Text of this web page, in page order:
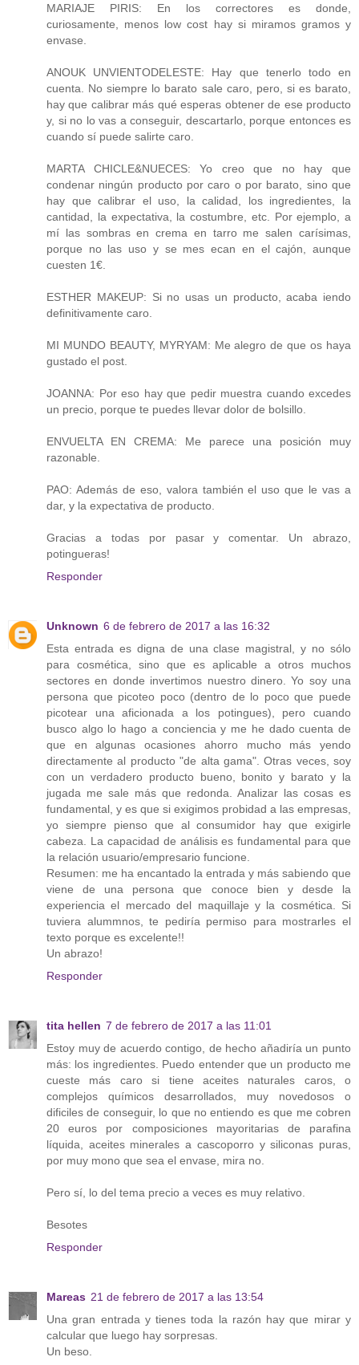
MARIAJE PIRIS: En los correctores es donde,
curiosamente, menos low cost hay si miramos gramos y
envase.
ANOUK UNVIENTODELESTE: Hay que tenerlo todo en
cuenta. No siempre lo barato sale caro, pero, si es barato,
hay que calibrar más qué esperas obtener de ese producto
y, si no lo vas a conseguir, descartarlo, porque entonces es
cuando sí puede salirte caro.
MARTA CHICLE&NUECES: Yo creo que no hay que
condenar ningún producto por caro o por barato, sino que
hay que calibrar el uso, la calidad, los ingredientes, la
cantidad, la expectativa, la costumbre, etc. Por ejemplo, a
mí las sombras en crema en tarro me salen carísimas,
porque no las uso y se mes ecan en el cajón, aunque
cuesten 1€.
ESTHER MAKEUP: Si no usas un producto, acaba iendo
definitivamente caro.
MI MUNDO BEAUTY, MYRYAM: Me alegro de que os haya
gustado el post.
JOANNA: Por eso hay que pedir muestra cuando excedes
un precio, porque te puedes llevar dolor de bolsillo.
ENVUELTA EN CREMA: Me parece una posición muy
razonable.
PAO: Además de eso, valora también el uso que le vas a
dar, y la expectativa de producto.
Gracias a todas por pasar y comentar. Un abrazo,
potingueras!
Responder
Unknown 6 de febrero de 2017 a las 16:32
Esta entrada es digna de una clase magistral, y no sólo
para cosmética, sino que es aplicable a otros muchos
sectores en donde invertimos nuestro dinero. Yo soy una
persona que picoteo poco (dentro de lo poco que puede
picotear una aficionada a los potingues), pero cuando
busco algo lo hago a conciencia y me he dado cuenta de
que en algunas ocasiones ahorro mucho más yendo
directamente al producto "de alta gama". Otras veces, soy
con un verdadero producto bueno, bonito y barato y la
jugada me sale más que redonda. Analizar las cosas es
fundamental, y es que si exigimos probidad a las empresas,
yo siempre pienso que al consumidor hay que exigirle
cabeza. La capacidad de análisis es fundamental para que
la relación usuario/empresario funcione.
Resumen: me ha encantado la entrada y más sabiendo que
viene de una persona que conoce bien y desde la
experiencia el mercado del maquillaje y la cosmética. Si
tuviera alummnos, te pediría permiso para mostrarles el
texto porque es excelente!!
Un abrazo!
Responder
tita hellen 7 de febrero de 2017 a las 11:01
Estoy muy de acuerdo contigo, de hecho añadiría un punto
más: los ingredientes. Puedo entender que un producto me
cueste más caro si tiene aceites naturales caros, o
complejos químicos desarrollados, muy novedosos o
dificiles de conseguir, lo que no entiendo es que me cobren
20 euros por composiciones mayoritarias de parafina
líquida, aceites minerales a cascoporro y siliconas puras,
por muy mono que sea el envase, mira no.
Pero sí, lo del tema precio a veces es muy relativo.
Besotes
Responder
Mareas 21 de febrero de 2017 a las 13:54
Una gran entrada y tienes toda la razón hay que mirar y
calcular que luego hay sorpresas.
Un beso.